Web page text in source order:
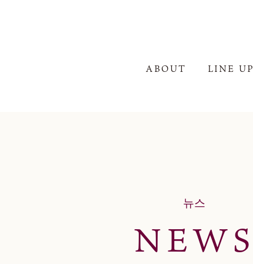
ABOUT LINE UP
뉴스
NEWS